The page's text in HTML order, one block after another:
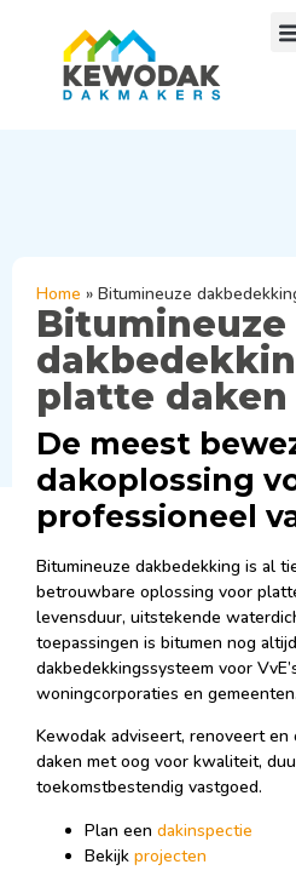
Home » Bitumineuze
Bitumineuze
platte daken
De meest
dakoplossing
professioneel
Bitumineuze dakbedekking is al
betrouwbare oplossing voor
levensduur, uitstekende
toepassingen is bitumen nog
dakbedekkingssysteem voor
woningcorporaties en gemeenten.
Kewodak adviseert, renoveert
daken met oog voor kwaliteit,
toekomstbestendig vastgoed.
Plan een dakinspectie
Bekijk projecten